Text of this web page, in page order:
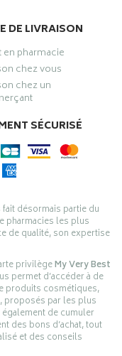
DE LIVRAISON
en pharmacie
chez vous
chez un
SÉCURISÉ
fait désormais partie du
pharmacies les plus
de qualité, son expertise
privilègeMy Very Best
permet d’accéder à de
produits cosmétiques,
proposés par les plus
de cumuler
des bons d’achat, tout
et des conseils